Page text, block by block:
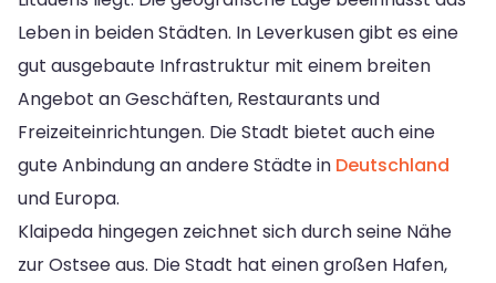
Leben in beiden Städten. In Leverkusen gibt es eine
gut ausgebaute Infrastruktur mit einem breiten
Angebot an Geschäften, Restaurants und
Freizeiteinrichtungen. Die Stadt bietet auch eine
gute Anbindung an andere Städte in Deutschland
und Europa.
Klaipeda hingegen zeichnet sich durch seine Nähe
zur Ostsee aus. Die Stadt hat einen großen Hafen,